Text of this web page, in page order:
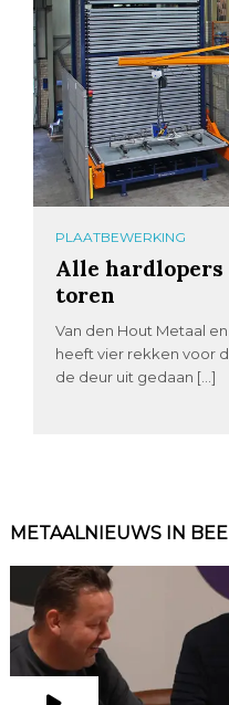
PLAATBEWERKING
Alle hardlopers
toren
Van den Hout Metaal
heeft vier rekken voor
de deur uit gedaan […]
METAALNIEUWS IN